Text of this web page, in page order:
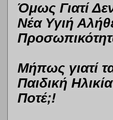
Όμως Γιατί
Νέα Υγιή
Μήπως γιατί
Παιδική
Ποτέ;!